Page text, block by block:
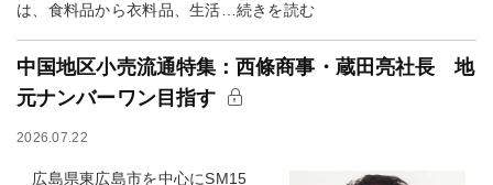
は、食料品から衣料品、生活…続きを読む
中国地区小売流通特集：西條商事・蔵田亮社長 地
元ナンバーワン目指す
2026.07.22
広島県東広島市を中心にSM15